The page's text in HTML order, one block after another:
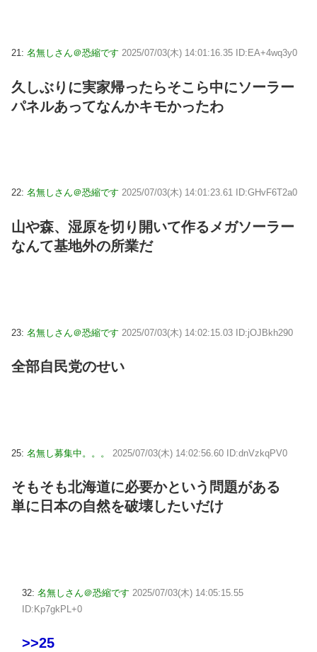
21: 名無しさん＠恐縮です 2025/07/03(木) 14:01:16.35 ID:EA+4wq3y0
久しぶりに実家帰ったらそこら中にソーラー
パネルあってなんかキモかったわ
22: 名無しさん＠恐縮です 2025/07/03(木) 14:01:23.61 ID:GHvF6T2a0
山や森、湿原を切り開いて作るメガソーラー
なんて基地外の所業だ
23: 名無しさん＠恐縮です 2025/07/03(木) 14:02:15.03 ID:jOJBkh290
全部自民党のせい
25: 名無し募集中。。。 2025/07/03(木) 14:02:56.60 ID:dnVzkqPV0
そもそも北海道に必要かという問題がある
単に日本の自然を破壊したいだけ
32: 名無しさん＠恐縮です 2025/07/03(木) 14:05:15.55
ID:Kp7gkPL+0
>>25